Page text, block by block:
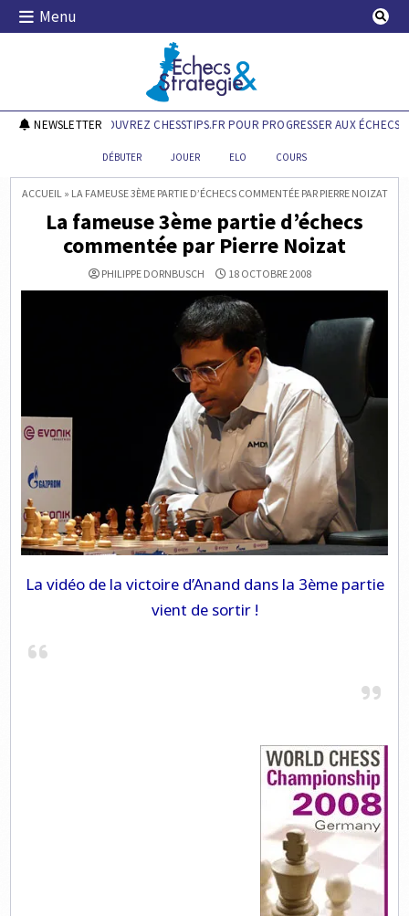
Skip
Menu
Echecs & Stratégie
NEWSLETTERDÉCOUVREZ CHESSTIPS.FR POUR PROGRESSER AUX ÉCHECS !
DÉBUTER JOUER ELO COURS
ACCUEIL» LA FAMEUSE 3ÈME PARTIE D’ÉCHECS COMMENTÉE PAR PIERRE NOIZAT
La fameuse 3ème partie d’échecs
commentée par Pierre Noizat
PHILIPPE DORNBUSCH 18 OCTOBRE 2008
La vidéo de la victoire d’Anand dans la 3ème partie
vient de sortir !